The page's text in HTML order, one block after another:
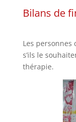
Bilans de
Les personnes
s’ils le
thérapie.